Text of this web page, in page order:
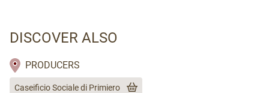
DISCOVER ALSO
PRODUCERS
Caseificio Sociale di Primiero